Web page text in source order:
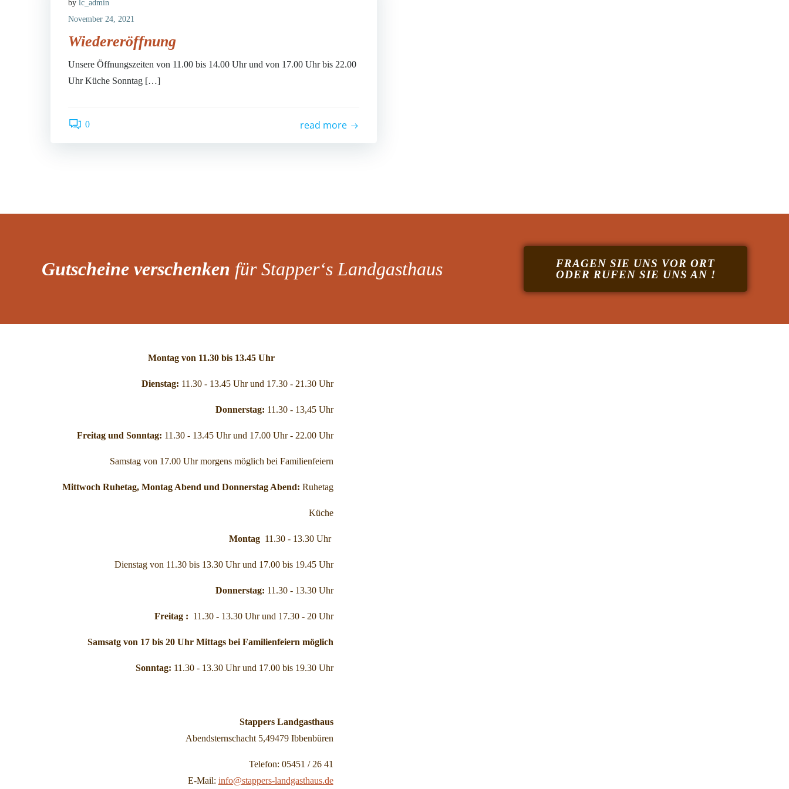
by lc_admin
November 24, 2021
Wiedereröffnung
Unsere Öffnungszeiten von 11.00 bis 14.00 Uhr und von 17.00 Uhr bis 22.00
Uhr Küche Sonntag […]
0 read more
Gutscheine verschenken für Stapper‘s Landgasthaus
FRAGEN SIE UNS VOR ORT
ODER RUFEN SIE UNS AN !
Montag von 11.30 bis 13.45 Uhr
Dienstag: 11.30 - 13.45 Uhr und 17.30 - 21.30 Uhr
Donnerstag: 11.30 - 13,45 Uhr
Freitag und Sonntag: 11.30 - 13.45 Uhr und 17.00 Uhr - 22.00 Uhr
Samstag von 17.00 Uhr morgens möglich bei Familienfeiern
Mittwoch Ruhetag, Montag Abend und Donnerstag Abend: Ruhetag
Küche
Montag 11.30 - 13.30 Uhr
Dienstag von 11.30 bis 13.30 Uhr und 17.00 bis 19.45 Uhr
Donnerstag: 11.30 - 13.30 Uhr
Freitag : 11.30 - 13.30 Uhr und 17.30 - 20 Uhr
Samsatg von 17 bis 20 Uhr Mittags bei Familienfeiern möglich
Sonntag: 11.30 - 13.30 Uhr und 17.00 bis 19.30 Uhr
Stappers Landgasthaus
Abendsternschacht 5,49479 Ibbenbüren
Telefon: 05451 / 26 41
E-Mail: info@stappers-landgasthaus.de